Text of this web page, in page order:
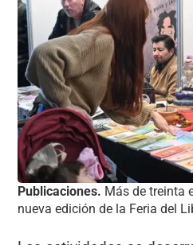
Publicaciones. Más de treinta
nueva edición de la Feria del